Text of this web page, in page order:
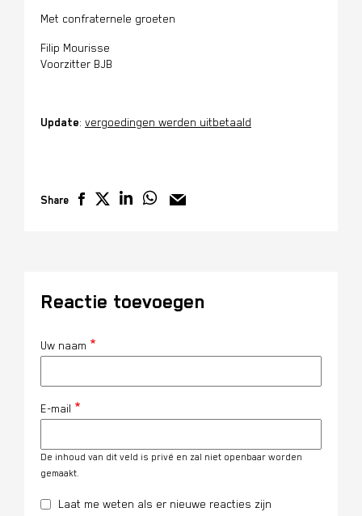
Met confraternele groeten
Filip Mourisse
Voorzitter BJB
Update: vergoedingen werden uitbetaald
Share
Reactie toevoegen
Uw naam
E-mail
De inhoud van dit veld is privé en zal niet openbaar worden
gemaakt.
Laat me weten als er nieuwe reacties zijn